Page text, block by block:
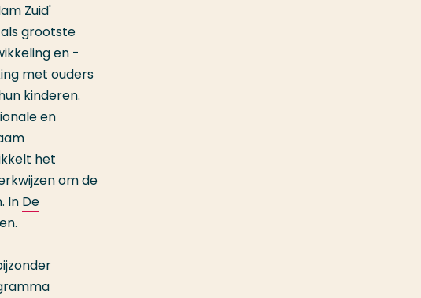
Zuid'
grootste
en -
met ouders
kinderen.
en
het
om de
In De